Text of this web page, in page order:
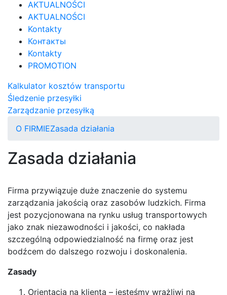
AKTUALNOŚCI
AKTUALNOŚCI
Kontakty
Контакты
Kontakty
PROMOTION
Kalkulator kosztów transportu
Śledzenie przesyłki
Zarządzanie przesyłką
O FIRMIEZasada działania
Zasada działania
Firma przywiązuje duże znaczenie do systemu
zarządzania jakością oraz zasobów ludzkich. Firma
jest pozycjonowana na rynku usług transportowych
jako znak niezawodności i jakości, co nakłada
szczególną odpowiedzialność na firmę oraz jest
bodźcem do dalszego rozwoju i doskonalenia.
Zasady
Orientacja na klienta – jesteśmy wrażliwi na